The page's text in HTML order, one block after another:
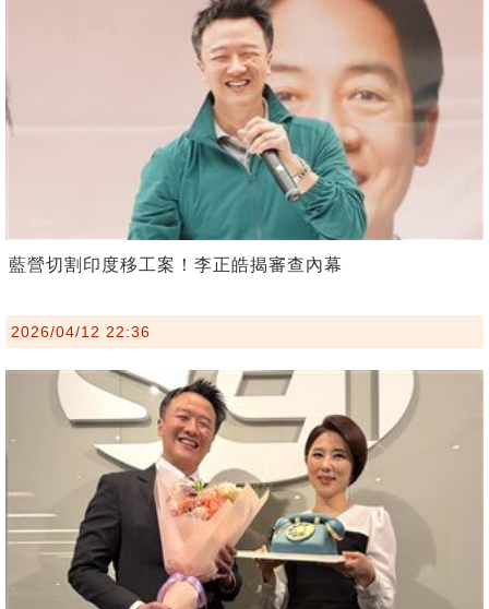
藍營切割印度移工案！李正皓揭審查內幕
2026/04/12 22:36